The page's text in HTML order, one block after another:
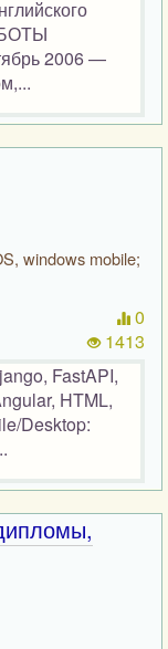
2006 —
windows mobile;
0
1413
FastAPI,
HTML,
Desktop: